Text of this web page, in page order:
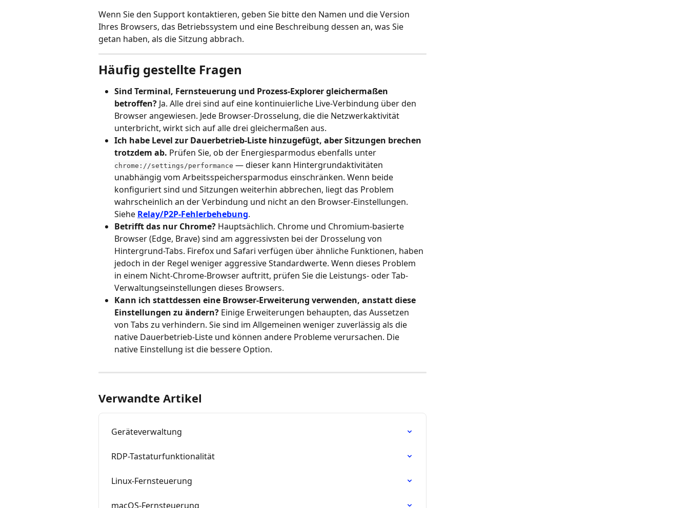
Wenn Sie den Support kontaktieren, geben Sie bitte den Namen und die Version
Ihres Browsers, das Betriebssystem und eine Beschreibung dessen an, was Sie
getan haben, als die Sitzung abbrach.
Häufig gestellte Fragen
Sind Terminal, Fernsteuerung und Prozess-Explorer gleichermaßen
betroffen? Ja. Alle drei sind auf eine kontinuierliche Live-Verbindung über den
Browser angewiesen. Jede Browser-Drosselung, die die Netzwerkaktivität
unterbricht, wirkt sich auf alle drei gleichermaßen aus.
Ich habe Level zur Dauerbetrieb-Liste hinzugefügt, aber Sitzungen brechen
trotzdem ab. Prüfen Sie, ob der Energiesparmodus ebenfalls unter
chrome://settings/performance — dieser kann Hintergrundaktivitäten
unabhängig vom Arbeitsspeichersparmodus einschränken. Wenn beide
konfiguriert sind und Sitzungen weiterhin abbrechen, liegt das Problem
wahrscheinlich an der Verbindung und nicht an den Browser-Einstellungen.
Siehe Relay/P2P-Fehlerbehebung.
Betrifft das nur Chrome? Hauptsächlich. Chrome und Chromium-basierte
Browser (Edge, Brave) sind am aggressivsten bei der Drosselung von
Hintergrund-Tabs. Firefox und Safari verfügen über ähnliche Funktionen, haben
jedoch in der Regel weniger aggressive Standardwerte. Wenn dieses Problem
in einem Nicht-Chrome-Browser auftritt, prüfen Sie die Leistungs- oder Tab-
Verwaltungseinstellungen dieses Browsers.
Kann ich stattdessen eine Browser-Erweiterung verwenden, anstatt diese
Einstellungen zu ändern? Einige Erweiterungen behaupten, das Aussetzen
von Tabs zu verhindern. Sie sind im Allgemeinen weniger zuverlässig als die
native Dauerbetrieb-Liste und können andere Probleme verursachen. Die
native Einstellung ist die bessere Option.
Verwandte Artikel
Geräteverwaltung
RDP-Tastaturfunktionalität
Linux-Fernsteuerung
macOS-Fernsteuerung